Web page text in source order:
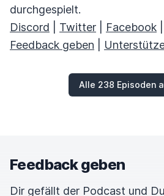
durchgespielt.
Discord
Twitter Facebook
Feedback geben
Alle 238 Episoden
Feedback geben
Dir gefällt der Podcast und